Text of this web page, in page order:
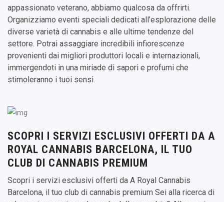
appassionato veterano, abbiamo qualcosa da offrirti.
Organizziamo eventi speciali dedicati all’esplorazione delle
diverse varietà di cannabis e alle ultime tendenze del
settore. Potrai assaggiare incredibili infiorescenze
provenienti dai migliori produttori locali e internazionali,
immergendoti in una miriade di sapori e profumi che
stimoleranno i tuoi sensi.
SCOPRI I SERVIZI ESCLUSIVI OFFERTI DA A
ROYAL CANNABIS BARCELONA, IL TUO
CLUB DI CANNABIS PREMIUM
Scopri i servizi esclusivi offerti da A Royal Cannabis
Barcelona, il tuo club di cannabis premium Sei alla ricerca di